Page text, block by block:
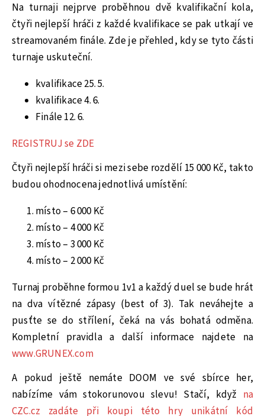
Na turnaji nejprve proběhnou dvě kvalifikační kola,
čtyři nejlepší hráči z každé kvalifikace se pak utkají ve
streamovaném finále. Zde je přehled, kdy se tyto části
turnaje uskuteční.
kvalifikace 25. 5.
kvalifikace 4. 6.
Finále 12. 6.
REGISTRUJ se ZDE
Čtyři nejlepší hráči si mezi sebe rozdělí 15 000 Kč, takto
budou ohodnocena jednotlivá umístění:
místo – 6 000 Kč
místo – 4 000 Kč
místo – 3 000 Kč
místo – 2 000 Kč
Turnaj proběhne formou 1v1 a každý duel se bude hrát
na dva vítězné zápasy (best of 3). Tak neváhejte a
pusťte se do střílení, čeká na vás bohatá odměna.
Kompletní pravidla a další informace najdete na
www.GRUNEX.com
A pokud ještě nemáte DOOM ve své sbírce her,
nabízíme vám stokorunovou slevu! Stačí, když na
CZC.cz zadáte při koupi této hry unikátní kód